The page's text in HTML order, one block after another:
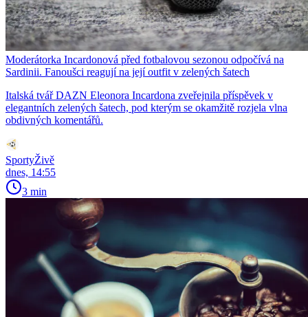
Moderátorka Incardonová před fotbalovou sezonou odpočívá na
Sardinii. Fanoušci reagují na její outfit v zelených šatech
Italská tvář DAZN Eleonora Incardona zveřejnila příspěvek v
elegantních zelených šatech, pod kterým se okamžitě rozjela vlna
obdivných komentářů.
SportyŽivě
dnes, 14:55
3 min